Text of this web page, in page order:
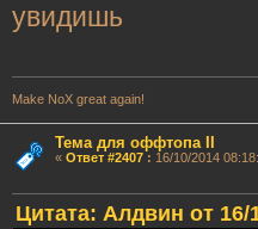
увидишь
Make NoX great again!
Тема для оффтопа II
« Ответ #2407: 16/10/2014
Цитата: Алдвин от 16/